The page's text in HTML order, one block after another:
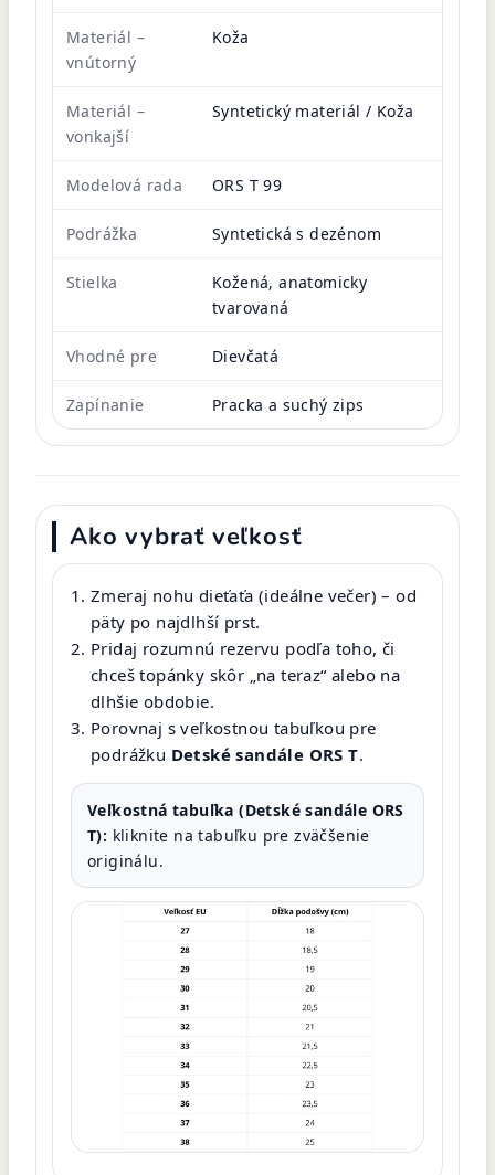
Materiál –
vnútorný
Koža
Materiál –
vonkajší
Syntetický materiál / Koža
Modelová rada ORS T 99
Podrážka Syntetická s dezénom
Stielka
Kožená, anatomicky
tvarovaná
Vhodné pre Dievčatá
Zapínanie Pracka a suchý zips
Ako vybrať veľkosť
Zmeraj nohu dieťaťa (ideálne večer) – od
päty po najdlhší prst.
Pridaj rozumnú rezervu podľa toho, či
chceš topánky skôr „na teraz“ alebo na
dlhšie obdobie.
Porovnaj s veľkostnou tabuľkou pre
podrážku Detské sandále ORS T.
Veľkostná tabuľka (Detské sandále ORS
T): kliknite na tabuľku pre zväčšenie
originálu.